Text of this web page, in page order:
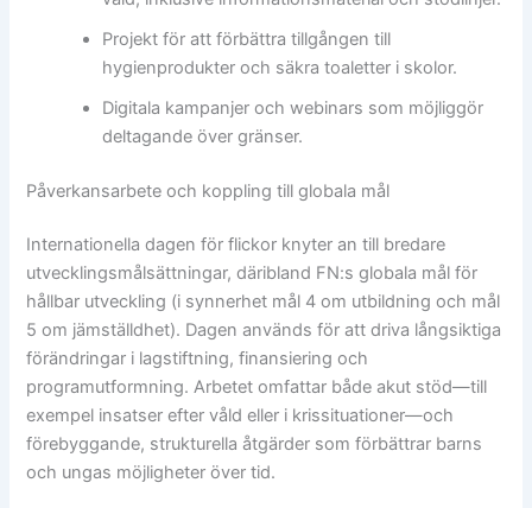
Projekt för att förbättra tillgången till
hygienprodukter och säkra toaletter i skolor.
Digitala kampanjer och webinars som möjliggör
deltagande över gränser.
Påverkansarbete och koppling till globala mål
Internationella dagen för flickor knyter an till bredare
utvecklingsmålsättningar, däribland FN:s globala mål för
hållbar utveckling (i synnerhet mål 4 om utbildning och mål
5 om jämställdhet). Dagen används för att driva långsiktiga
förändringar i lagstiftning, finansiering och
programutformning. Arbetet omfattar både akut stöd—till
exempel insatser efter våld eller i krissituationer—och
förebyggande, strukturella åtgärder som förbättrar barns
och ungas möjligheter över tid.